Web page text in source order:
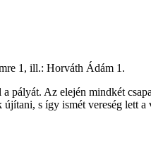
1, ill.: Horváth Ádám 1.
pályát. Az elején mindkét
s így ismét vereség lett a